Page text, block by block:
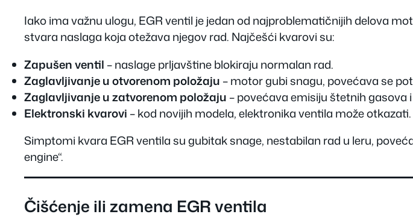
Iako ima važnu ulogu, EGR ventil je jedan od najproblematičnijih delova
stvara naslaga koja otežava njegov rad. Najčešći kvarovi su:
Zapušen ventil – naslage prljavštine blokiraju normalan rad.
Zaglavljivanje u otvorenom položaju – motor gubi snagu, povećava se
Zaglavljivanje u zatvorenom položaju – povećava emisiju štetnih gasova
Elektronski kvarovi – kod novijih modela, elektronika ventila može otkazati.
Simptomi kvara EGR ventila su gubitak snage, nestabilan rad u leru,
engine“.
Čišćenje ili zamena EGR ventila